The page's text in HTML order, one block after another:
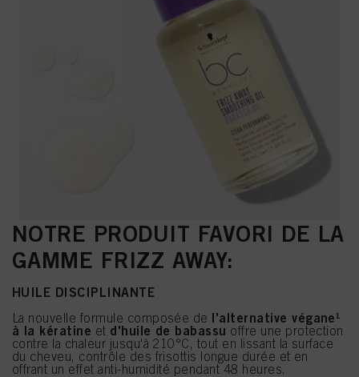
NOTRE PRODUIT FAVORI DE LA
GAMME FRIZZ AWAY:
HUILE DISCIPLINANTE
La nouvelle formule composée de l'alternative végane¹
à la kératine et d'huile de babassu offre une protection
contre la chaleur jusqu'à 210°C, tout en lissant la surface
du cheveu, contrôle des frisottis longue durée et en
offrant un effet anti-humidité pendant 48 heures.